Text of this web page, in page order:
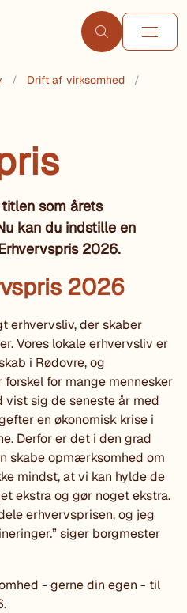
Drift af virksomhed
som årets
kan du indstille en
2026.
2026
erhvervsliv, der skaber
Vores lokale erhvervsliv er
i Rødovre, og
for mange mennesker
vist sig de seneste år med
en økonomisk krise i
Derfor er det i den grad
skabe opmærksomhed om
mindst, at vi kan hylde de
ekstra og gør noget ekstra.
erhvervsprisen, og jeg
siger borgmester
- gerne din egen - til